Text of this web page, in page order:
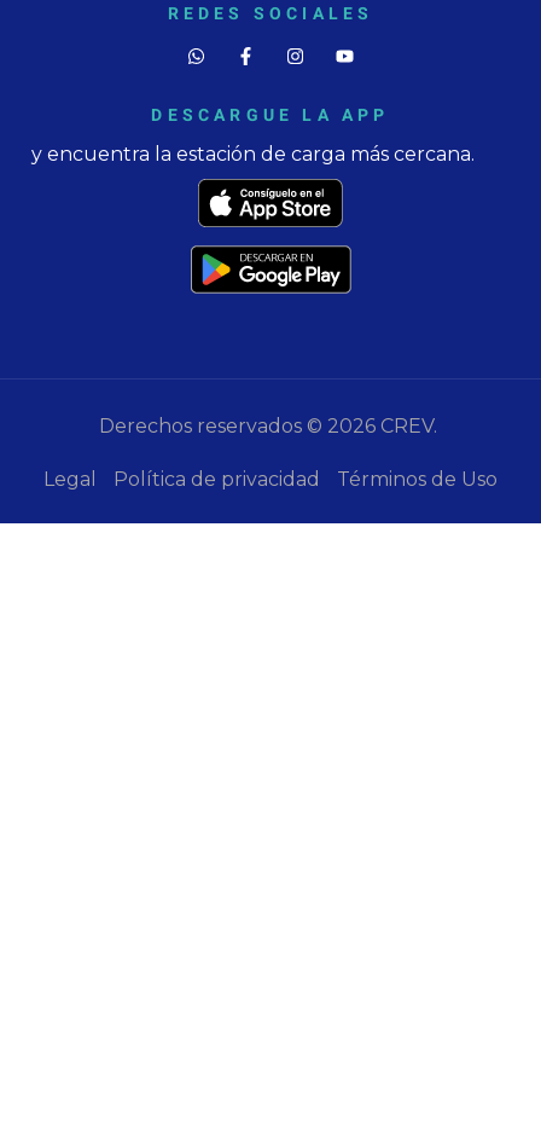
REDES SOCIALES
DESCARGUE LA APP
y encuentra la estación de carga más cercana.
Derechos reservados © 2026 CREV.
Legal Política de privacidad Términos de Uso